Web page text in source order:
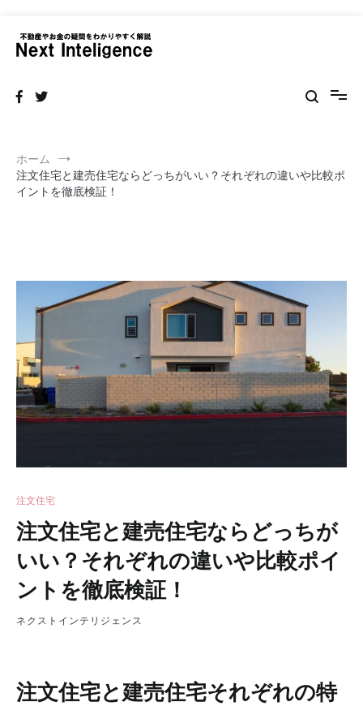
ホーム
注文住宅と建売住宅ならどっちがいい？それぞれの違いや比較ポ
イントを徹底検証！
注文住宅
注文住宅と建売住宅ならどっちが
いい？それぞれの違いや比較ポイ
ントを徹底検証！
ネクストインテリジェンス
注文住宅と建売住宅それぞれの特